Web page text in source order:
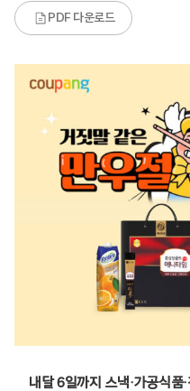
PDF 다운로드
내달 6일까지 스낵·가공식품